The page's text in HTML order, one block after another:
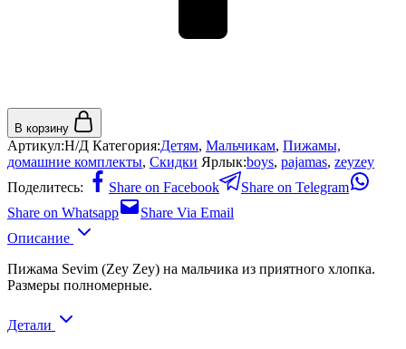
В корзину
Артикул:Н/Д Категория:Детям, Мальчикам, Пижамы,
домашние комплекты, Скидки Ярлык:boys, pajamas, zeyzey
Поделитесь:
Share on Facebook
Share on Telegram
Share on Whatsapp
Share Via Email
Описание
Пижама Sevim (Zey Zey) на мальчика из приятного хлопка.
Размеры полномерные.
Детали